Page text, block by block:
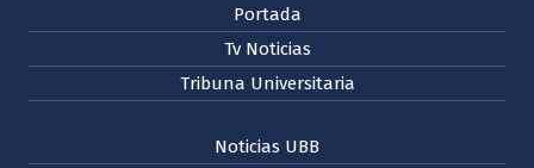
Portada
Tv Noticias
Tribuna Universitaria
Noticias UBB